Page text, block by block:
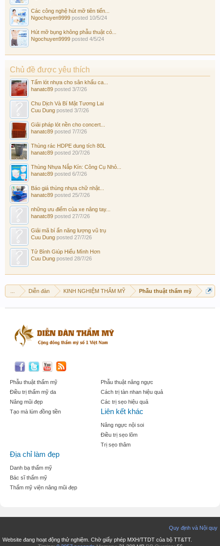
Các công nghệ hút mỡ tiên tiến...
Ngochuyen9999 posted 10/5/24
Hút mỡ bụng không phẫu thuật có...
Ngochuyen9999 posted 4/5/24
Chủ đề được yêu thích
Tấm lót nhựa cho sân khấu ca...
hanatc89 posted 3/7/26
Chu Dịch Và Bí Mật Tương Lai
Cuu Dung posted 3/7/26
Giải pháp lót nền cho concert...
hanatc89 posted 7/7/26
Thùng rác HDPE dung tích 80L
hanatc89 posted 20/7/26
Thùng Nhựa Nắp Kín: Công Cụ Nhỏ...
hanatc89 posted 6/7/26
Báo giá thùng nhựa chữ nhật...
hanatc89 posted 25/7/26
những ưu điểm của xe nâng tay...
hanatc89 posted 27/7/26
Giải mã bí ẩn năng lượng vũ trụ
Cuu Dung posted 27/7/26
Tử Bình Giúp Hiểu Mình Hơn
Cuu Dung posted 28/7/26
Diễn đàn KINH NGHIỆM THẨM MỸ Phẫu thuật thẩm mỹ
Phẫu thuật thẩm mỹ
Điều trị thẩm mỹ da
Nâng mũi đẹp
Tạo mà lúm đồng tiền
Phẫu thuật nâng ngực
Cách trị tàn nhan hiệu quả
Các trị sẹo hiệu quả
Liên kết khác
Nâng ngực nội soi
Điều trị sẹo lõm
Trị sẹo thâm
Địa chỉ làm đẹp
Danh bạ thẩm mỹ
Bác sĩ thẩm mỹ
Thẩm mỹ viện nâng mũi đẹp
Quy định và Nội quy
Website đang hoạt động thử nghiệm. Chờ giấy phép MXH/TTDT của bộ TT&TT.